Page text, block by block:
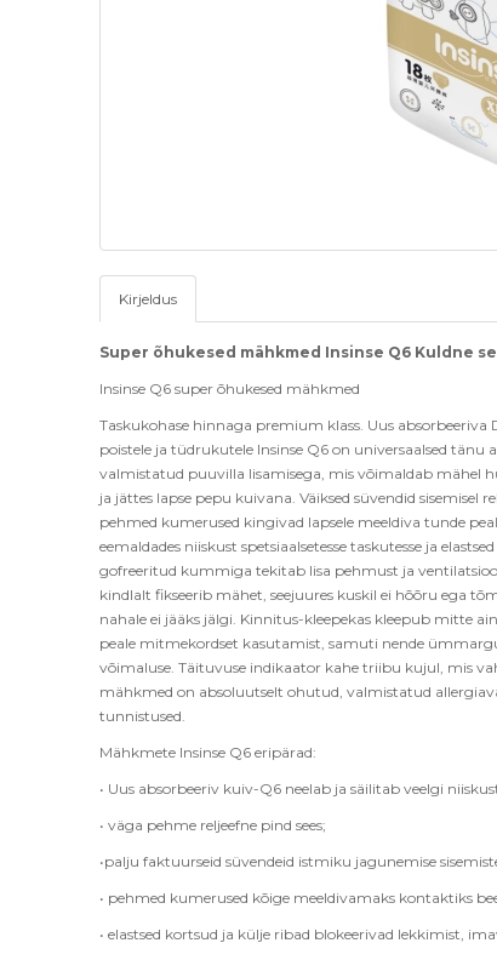
Kirjeldus
Super õhukesed mähkmed Insinse Q6 Kuldne
Insinse Q6 super õhukesed mähkmed
Taskukohase hinnaga premium klass. Uus
poistele ja tüdrukutele Insinse Q6 on universaalsed
valmistatud puuvilla lisamisega, mis võimaldab mähel
ja jättes lapse pepu kuivana. Väiksed süvendid sisemisel
pehmed kumerused kingivad lapsele meeldiva tunde
eemaldades niiskust spetsiaalsetesse taskutesse ja
gofreeritud kummiga tekitab lisa pehmust ja
kindlalt fikseerib mähet, seejuures kuskil ei hõõru ega
nahale ei jääks jälgi. Kinnitus-kleepekas kleepub mitte
peale mitmekordset kasutamist, samuti nende
võimaluse. Täituvuse indikaator kahe triibu kujul, mis
mähkmed on absoluutselt ohutud, valmistatud
tunnistused.
Mähkmete Insinse Q6 eripärad:
• Uus absorbeeriv kuiv-Q6 neelab ja säilitab veelgi
• väga pehme reljeefne pind sees;
•palju faktuurseid süvendeid istmiku jagunemise
• pehmed kumerused kõige meeldivamaks kontaktiks
• elastsed kortsud ja külje ribad blokeerivad lekkimist,